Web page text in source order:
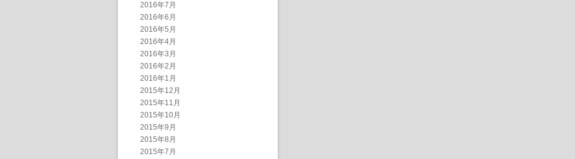
2016年7月
2016年6月
2016年5月
2016年4月
2016年3月
2016年2月
2016年1月
2015年12月
2015年11月
2015年10月
2015年9月
2015年8月
2015年7月